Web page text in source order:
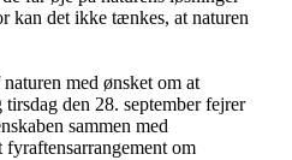
kan det ikke tænkes, at naturen
med ønsket om at
den 28. september fejrer
sammen med
om